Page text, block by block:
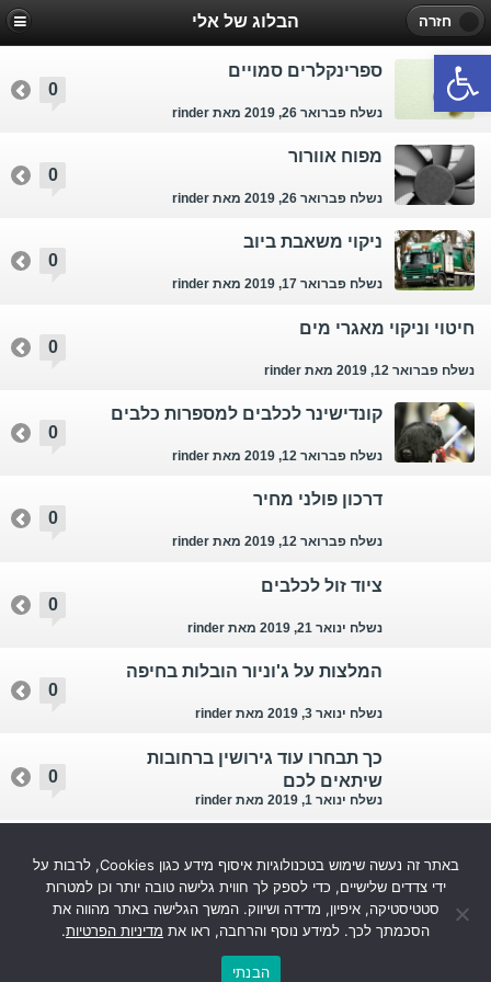
פתח סרגל נגישות
חזרה הבלוג של אלי
0
ספרינקלרים סמויים
נשלח פברואר 26, 2019 מאת rinder
0
מפוח אוורור
נשלח פברואר 26, 2019 מאת rinder
0
ניקוי משאבת ביוב
נשלח פברואר 17, 2019 מאת rinder
0
חיטוי וניקוי מאגרי מים
נשלח פברואר 12, 2019 מאת rinder
0
קונדישינר לכלבים למספרות כלבים
נשלח פברואר 12, 2019 מאת rinder
0
דרכון פולני מחיר
נשלח פברואר 12, 2019 מאת rinder
0
ציוד זול לכלבים
נשלח ינואר 21, 2019 מאת rinder
0
המלצות על ג'וניור הובלות בחיפה
נשלח ינואר 3, 2019 מאת rinder
0
כך תבחרו עוד גירושין ברחובות
שיתאים לכם
נשלח ינואר 1, 2019 מאת rinder
0
נשלח דצמבר 4, 2018 מאת rinder
עוד...
באתר זה נעשה שימוש בטכנולוגיות איסוף מידע כגון Cookies, לרבות על
ידי צדדים שלישיים, כדי לספק לך חווית גלישה טובה יותר וכן למטרות
סטטיסטיקה, איפיון, מדידה ושיווק. המשך הגלישה באתר מהווה את
הסכמתך לכך. למידע נוסף והרחבה, ראו את מדיניות הפרטיות.
הבנתי